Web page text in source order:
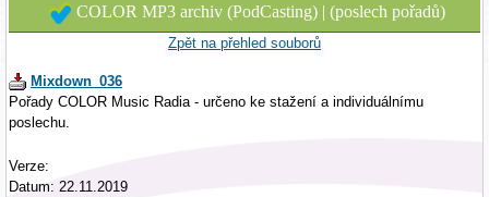
COLOR MP3 archiv (PodCasting) | (poslech pořadů)
Zpět na přehled souborů
Mixdown_036
Pořady COLOR Music Radia - určeno ke stažení a individuálnímu
poslechu.
Verze:
Datum: 22.11.2019